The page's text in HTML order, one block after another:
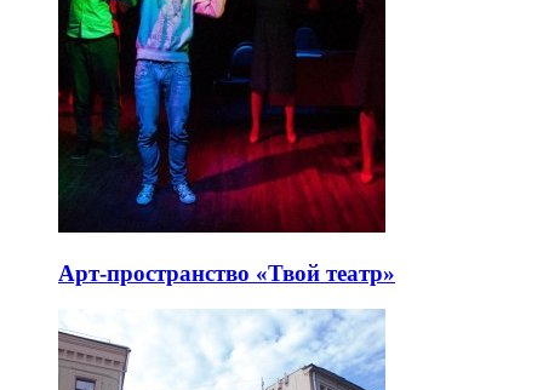
Арт-пространство «Твой театр»